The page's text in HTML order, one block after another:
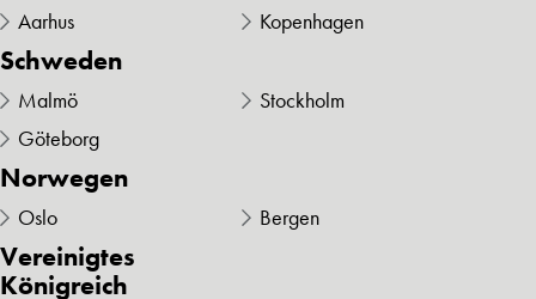
Aarhus Kopenhagen
Schweden
Malmö
Stockholm
Göteborg
Norwegen
Oslo Bergen
Vereinigtes
Königreich